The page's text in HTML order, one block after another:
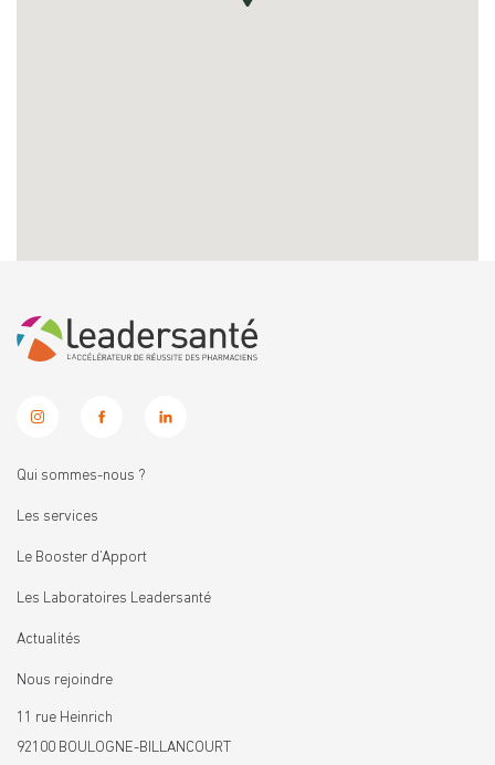
Qui sommes-nous ?
Les services
Le Booster d’Apport
Les Laboratoires Leadersanté
Actualités
Nous rejoindre
11 rue Heinrich
92100 BOULOGNE-BILLANCOURT